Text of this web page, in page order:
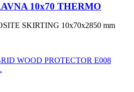
10x70 THERMO
SKIRTING 10x70x2850 mm